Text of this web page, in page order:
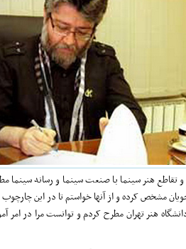
تقاطع هنر سینما با صنعت سینما و رسانه
مشخص کرده و از آنها خواستم تا در این
یک کار عملی منظم، با نحوه فیلمسازی آشنا شوند.نظریه ای را که در اوایل دهه ۱۳۹۰ در دانشگاه هنر